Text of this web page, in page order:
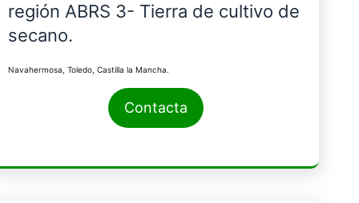
región ABRS 3- Tierra de cultivo de
secano.
Navahermosa, Toledo, Castilla la Mancha.
Contacta